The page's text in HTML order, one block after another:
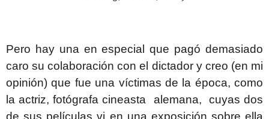
Pero hay una en especial que pagó demasiado
caro su colaboración con el dictador y creo (en mi
opinión) que fue una víctimas de la época, como
la actriz, fotógrafa cineasta alemana, cuyas dos
de sus películas vi en una exposición sobre ella